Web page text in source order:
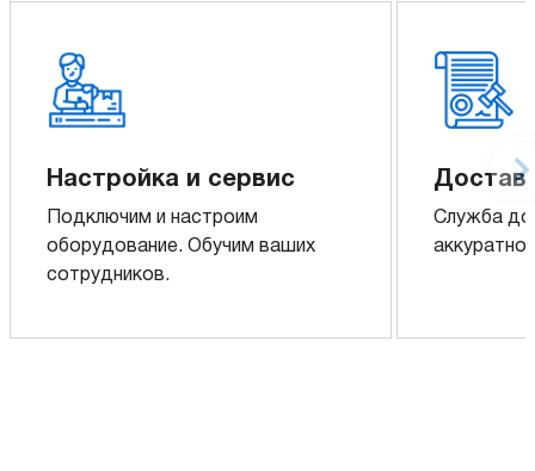
Настройка и сервис
Подключим и настроим
оборудование. Обучим ваших
сотрудников.
Служба
аккуратно